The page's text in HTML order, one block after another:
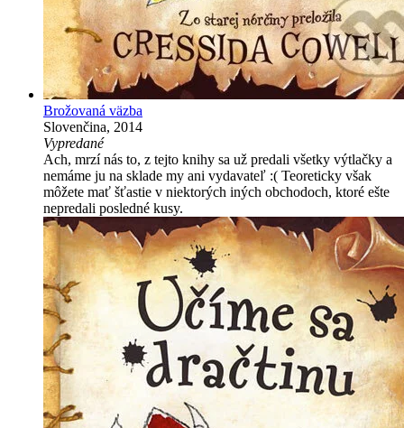
Brožovaná väzba
Slovenčina, 2014
Vypredané
Ach, mrzí nás to, z tejto knihy sa už predali všetky výtlačky a
nemáme ju na sklade my ani vydavateľ :( Teoreticky však
môžete mať šťastie v niektorých iných obchodoch, ktoré ešte
nepredali posledné kusy.